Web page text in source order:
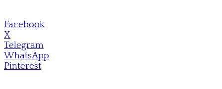
Facebook
X
Telegram
WhatsApp
Pinterest